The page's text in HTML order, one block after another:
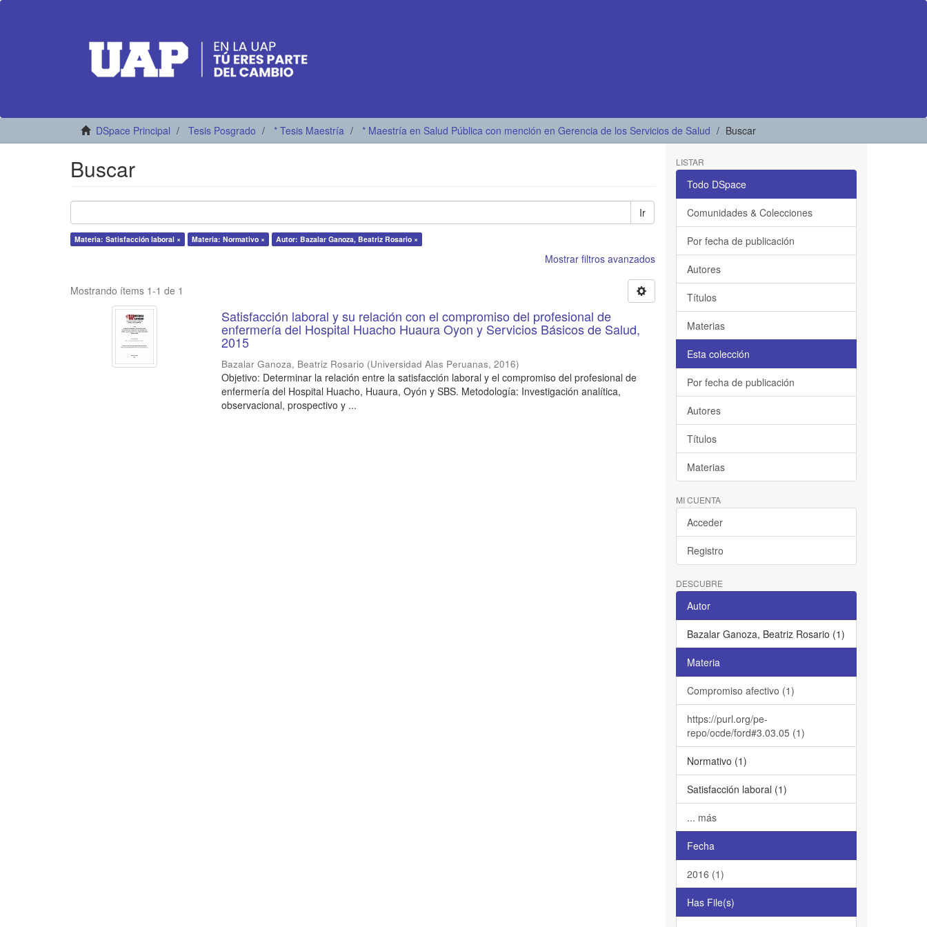
DSpace Principal Tesis Posgrado * Tesis Maestría * Maestría en Salud Pública con mención en Gerencia de los Servicios de Salud Buscar
Buscar
Ir
Materia: Satisfacción laboral × Materia: Normativo × Autor: Bazalar Ganoza, Beatriz Rosario ×
Mostrar filtros avanzados
Mostrando ítems 1-1 de 1
Satisfacción laboral y su relación con el compromiso del profesional de
enfermería del Hospital Huacho Huaura Oyon y Servicios Básicos de Salud,
2015
Bazalar Ganoza, Beatriz Rosario (Universidad Alas Peruanas,2016)
Objetivo: Determinar la relación entre la satisfacción laboral y el compromiso del profesional de
enfermería del Hospital Huacho, Huaura, Oyón y SBS. Metodología: Investigación analítica,
observacional, prospectivo y ...
LISTAR
Todo DSpace
Comunidades & Colecciones
Por fecha de publicación
Autores
Títulos
Materias
Esta colección
Por fecha de publicación
Autores
Títulos
Materias
MI CUENTA
Acceder
Registro
DESCUBRE
Autor
Bazalar Ganoza, Beatriz Rosario (1)
Materia
Compromiso afectivo (1)
https://purl.org/pe-
repo/ocde/ford#3.03.05 (1)
Normativo (1)
Satisfacción laboral (1)
... más
Fecha
2016 (1)
Has File(s)